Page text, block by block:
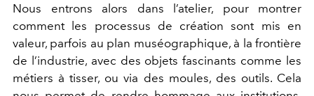
Nous entrons alors dans l’atelier, pour montrer
comment les processus de création sont mis en
valeur, parfois au plan muséographique, à la frontière
de l’industrie, avec des objets fascinants comme les
métiers à tisser, ou via des moules, des outils. Cela